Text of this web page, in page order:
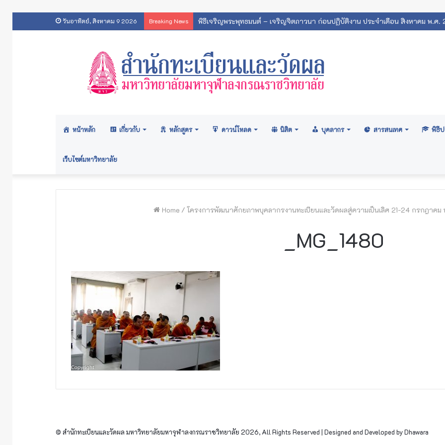
วันอาทิตย์, สิงหาคม 9 2026 Breaking News พิธีเจริญพระพุทธมนต์ – เจริญจิตภาวนา ก่อนปฏิบัติงาน ประจำเดือน สิงหาคม พ.ศ.
หน้าหลัก เกี่ยวกับ หลักสูตร ดาวน์โหลด นิสิต บุคลากร สารสนเทศ พิธี
เว็บไซต์มหาวิทยาลัย
Home / โครงการพัฒนาศักยภาพบุคลากรงานทะเบียนและวัดผลสู่ความเป็นเลิศ 21-24 กรกฎาคม
_MG_1480
© สำนักทะเบียนและวัดผล มหาวิทยาลัยมหาจุฬาลงกรณราชวิทยาลัย 2026, All Rights Reserved | Designed and Developed by Dhawara